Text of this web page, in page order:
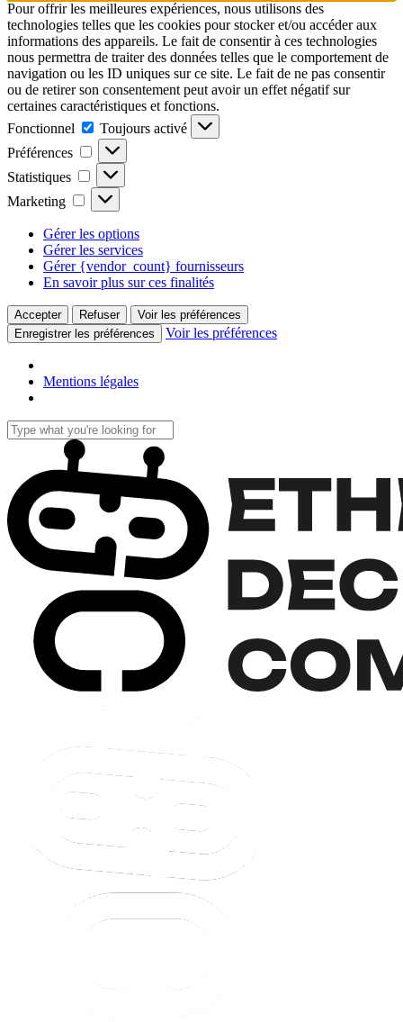
Pour offrir les meilleures expériences, nous utilisons des
technologies telles que les cookies pour stocker et/ou accéder aux
informations des appareils. Le fait de consentir à ces technologies
nous permettra de traiter des données telles que le comportement de
navigation ou les ID uniques sur ce site. Le fait de ne pas consentir
ou de retirer son consentement peut avoir un effet négatif sur
certaines caractéristiques et fonctions.
Fonctionnel
Fonctionnel
Toujours activé
Préférences
Préférences
Statistiques Statistiques
Marketing Marketing
Gérer les options
Gérer les services
Gérer {vendor_count} fournisseurs
En savoir plus sur ces finalités
Accepter Refuser
Voir les préférences
Enregistrer les préférences
Voir les préférences
Mentions légales
Skip
to
content